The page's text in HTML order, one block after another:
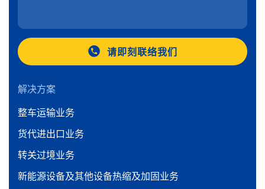
请即刻联络我们
解决方案
整车运输业务
货代进出口业务
转关过境业务
新能源设备及其他设备热缩及加固业务